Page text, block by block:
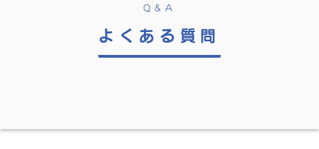
Q&A
よくある質問